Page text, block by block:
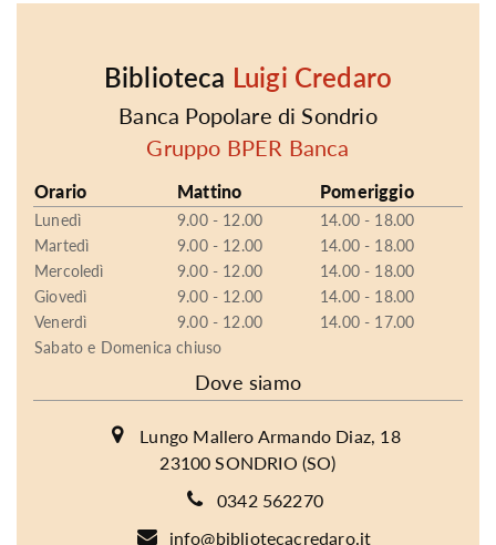
Biblioteca Luigi Credaro
Banca Popolare di Sondrio
Gruppo BPER Banca
Orario Mattino Pomeriggio
Lunedì 9.00 - 12.00
14.00 - 18.00
Martedì
9.00 - 12.00
14.00 - 18.00
Mercoledì
9.00 - 12.00
14.00 - 18.00
Giovedì
9.00 - 12.00
14.00 - 18.00
Venerdì
9.00 - 12.00
14.00 - 17.00
Sabato e Domenica chiuso
Dove siamo
Lungo Mallero Armando Diaz, 18
23100 SONDRIO (SO)
0342 562270
info@bibliotecacredaro.it